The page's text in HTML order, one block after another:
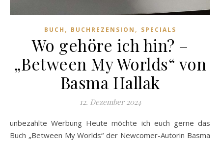
BUCH , BUCHREZENSION , SPECIALS
Wo gehöre ich hin? –
„Between My Worlds“ von
Basma Hallak
12. Dezember 2024
unbezahlte Werbung Heute möchte ich euch gerne das
Buch „Between My Worlds“ der Newcomer-Autorin Basma